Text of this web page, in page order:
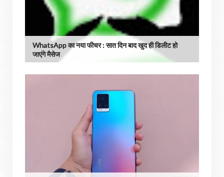
WhatsApp का नया फीचर : सात दिन बाद खुद ही डिलीट हो
जाएंगे मैसेज